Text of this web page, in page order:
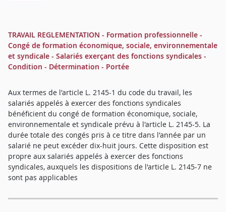
TRAVAIL REGLEMENTATION - Formation professionnelle -
Congé de formation économique, sociale, environnementale
et syndicale - Salariés exerçant des fonctions syndicales -
Condition - Détermination - Portée
Aux termes de l'article L. 2145-1 du code du travail, les
salariés appelés à exercer des fonctions syndicales
bénéficient du congé de formation économique, sociale,
environnementale et syndicale prévu à l'article L. 2145-5. La
durée totale des congés pris à ce titre dans l'année par un
salarié ne peut excéder dix-huit jours. Cette disposition est
propre aux salariés appelés à exercer des fonctions
syndicales, auxquels les dispositions de l'article L. 2145-7 ne
sont pas applicables